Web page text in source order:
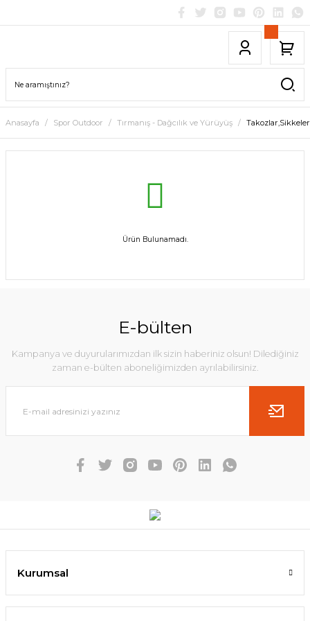
Anasayfa Spor Outdoor Tırmanış - Dağcılık ve Yürüyüş
Ürün Bulunamadı.
E-bülten
Kampanya ve duyurularımızdan ilk sizin haberiniz olsun! Dilediğiniz
zaman e-bülten aboneliğimizden ayrılabilirsiniz.
Kurumsal